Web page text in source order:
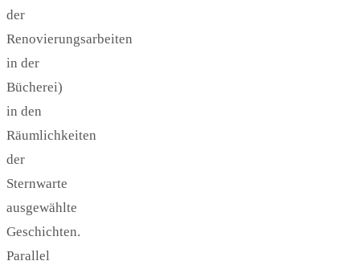
der
Renovierungsarbeiten
in der
Bücherei)
in den
Räumlichkeiten
der
Sternwarte
ausgewählte
Geschichten.
Parallel